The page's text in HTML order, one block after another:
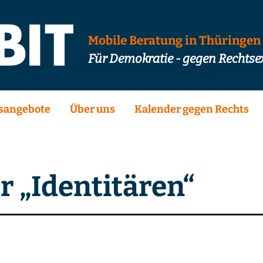
Mobile Beratung in Thüringen
Für Demokratie - gegen
Über uns Kalender gegen Rechts
„Identitären“